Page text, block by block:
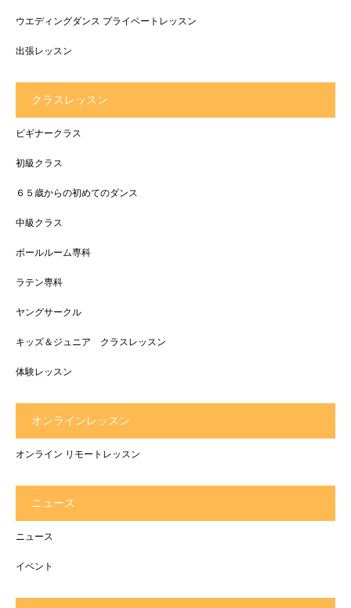
ウエディングダンス プライベートレッスン
出張レッスン
クラスレッスン
ビギナークラス
初級クラス
６５歳からの初めてのダンス
中級クラス
ボールルーム専科
ラテン専科
ヤングサークル
キッズ＆ジュニア クラスレッスン
体験レッスン
オンラインレッスン
オンライン リモートレッスン
ニュース
ニュース
イベント